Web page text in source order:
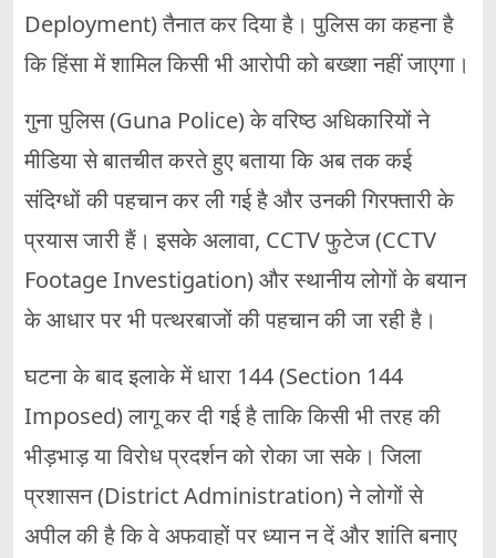
Deployment) तैनात कर दिया है। पुलिस का कहना है
कि हिंसा में शामिल किसी भी आरोपी को बख्शा नहीं जाएगा।
गुना पुलिस (Guna Police) के वरिष्ठ अधिकारियों ने
मीडिया से बातचीत करते हुए बताया कि अब तक कई
संदिग्धों की पहचान कर ली गई है और उनकी गिरफ्तारी के
प्रयास जारी हैं। इसके अलावा, CCTV फुटेज (CCTV
Footage Investigation) और स्थानीय लोगों के बयान
के आधार पर भी पत्थरबाजों की पहचान की जा रही है।
घटना के बाद इलाके में धारा 144 (Section 144
Imposed) लागू कर दी गई है ताकि किसी भी तरह की
भीड़भाड़ या विरोध प्रदर्शन को रोका जा सके। जिला
प्रशासन (District Administration) ने लोगों से
अपील की है कि वे अफवाहों पर ध्यान न दें और शांति बनाए